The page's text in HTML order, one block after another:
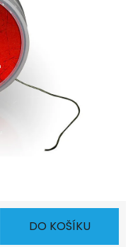
DO KOŠÍKU